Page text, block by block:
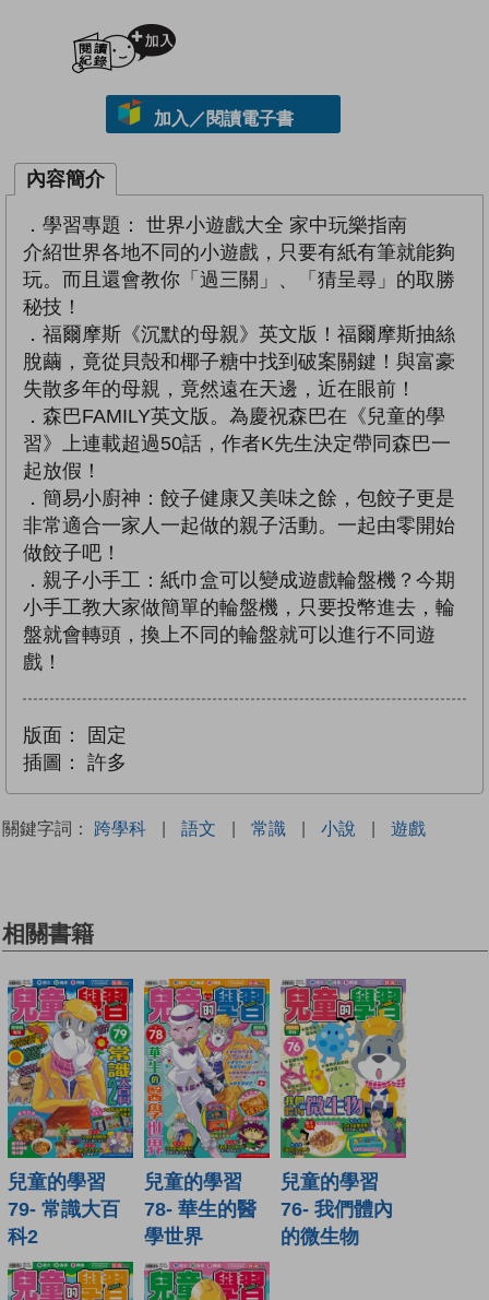
加入／閱讀電子書
內容簡介
．學習專題： 世界小遊戲大全 家中玩樂指南
介紹世界各地不同的小遊戲，只要有紙有筆就能夠
玩。而且還會教你「過三關」、「猜呈尋」的取勝
秘技！
．福爾摩斯《沉默的母親》英文版！福爾摩斯抽絲
脫繭，竟從貝殼和椰子糖中找到破案關鍵！與富豪
失散多年的母親，竟然遠在天邊，近在眼前！
．森巴FAMILY英文版。為慶祝森巴在《兒童的學
習》上連載超過50話，作者K先生決定帶同森巴一
起放假！
．簡易小廚神：餃子健康又美味之餘，包餃子更是
非常適合一家人一起做的親子活動。一起由零開始
做餃子吧！
．親子小手工：紙巾盒可以變成遊戲輪盤機？今期
小手工教大家做簡單的輪盤機，只要投幣進去，輪
盤就會轉頭，換上不同的輪盤就可以進行不同遊
戲！
版面：
固定
插圖：
許多
關鍵字詞： 跨學科 | 語文 | 常識 | 小說 | 遊戲
相關書籍
兒童的學習
79- 常識大百
科2
兒童的學習
78- 華生的醫
學世界
兒童的學習
76- 我們體內
的微生物